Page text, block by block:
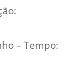
– Tempo: